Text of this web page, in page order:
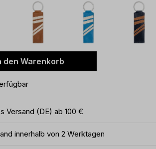
den Warenkorb
Versand (DE) ab 100 €
innerhalb von 2 Werktagen